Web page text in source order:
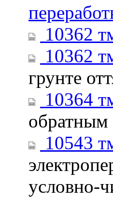
10362
10362
грунте
10364
обратным
10543
условно-